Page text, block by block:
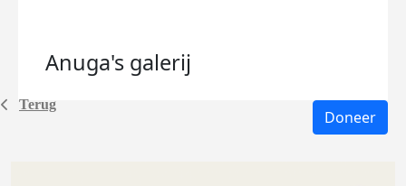
Terug
Anuga's galerij
Doneer